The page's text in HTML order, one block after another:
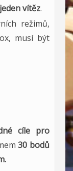
jeden vítěz.
režimů,
musí být
cíle pro
30 bodů